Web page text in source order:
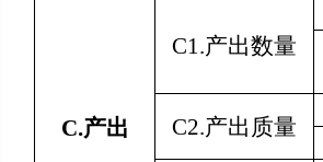
C.产出
C1.产出数量
C2.产出质量